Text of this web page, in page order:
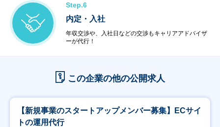
Step.6
内定・入社
年収交渉や、入社日などの交渉もキャリアアドバイザ
ーが代行！
この企業の他の公開求人
【新規事業のスタートアップメンバー募集】ECサイ
トの運用代行